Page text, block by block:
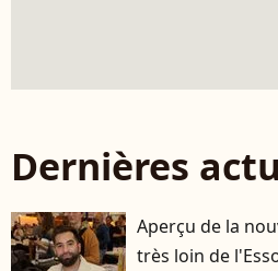
Dernières
Aperçu de la
très loin de